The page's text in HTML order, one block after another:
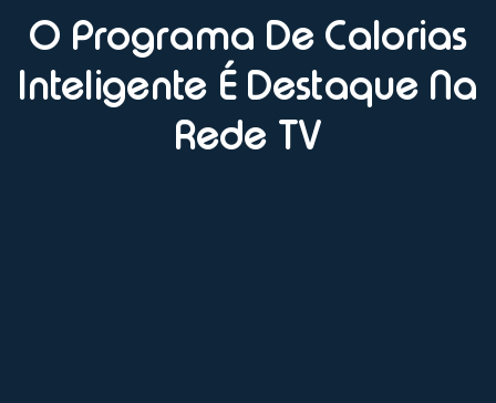
O Programa De Calorias
Inteligente É Destaque Na
Rede TV